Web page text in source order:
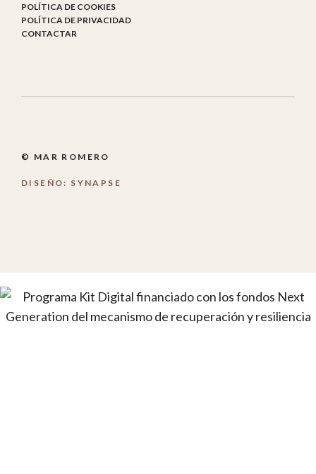
POLÍTICA DE COOKIES
POLÍTICA DE PRIVACIDAD
CONTACTAR
© MAR ROMERO
DISEÑO: SYNAPSE